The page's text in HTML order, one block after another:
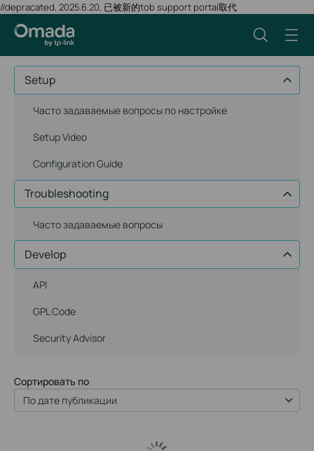
//depracated, 2025.6.20, 已被新的tob support portal取代
Setup
Часто задаваемые вопросы по настройке
Setup Video
Configuration Guide
Troubleshooting
Часто задаваемые вопросы
Develop
API
GPL Code
Security Advisor
Сортировать по
По дате публикации